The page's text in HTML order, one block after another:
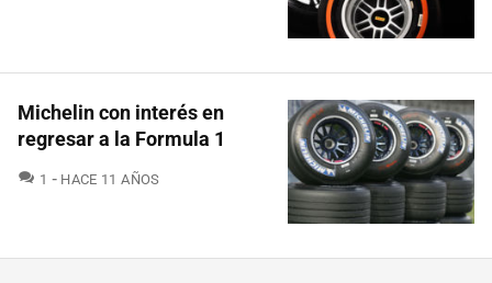
Michelin con interés en
regresar a la Formula 1
1 COMENTARIOS
HACE 11 AÑOS